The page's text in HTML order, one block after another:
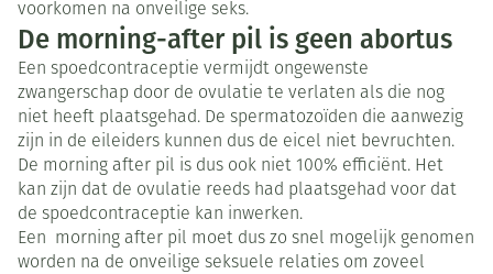
voorkomen na onveilige seks.
De morning-after pil is geen abortus
Een spoedcontraceptie vermijdt ongewenste
zwangerschap door de ovulatie te verlaten als die nog
niet heeft plaatsgehad. De spermatozoïden die aanwezig
zijn in de eileiders kunnen dus de eicel niet bevruchten.
De morning after pil is dus ook niet 100% efficiënt. Het
kan zijn dat de ovulatie reeds had plaatsgehad voor dat
de spoedcontraceptie kan inwerken.
Een morning after pil moet dus zo snel mogelijk genomen
worden na de onveilige seksuele relaties om zoveel